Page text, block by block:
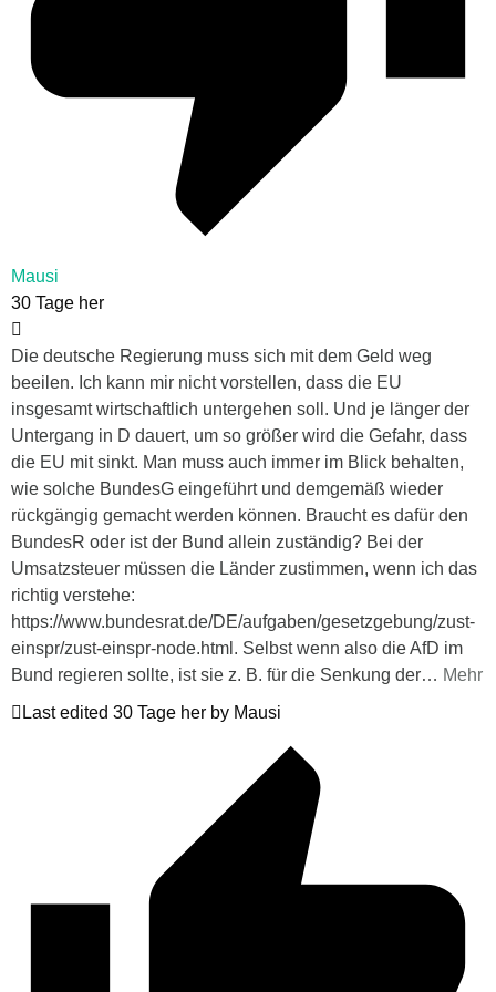
Mausi
30 Tage her
Die deutsche Regierung muss sich mit dem Geld weg
beeilen. Ich kann mir nicht vorstellen, dass die EU
insgesamt wirtschaftlich untergehen soll. Und je länger der
Untergang in D dauert, um so größer wird die Gefahr, dass
die EU mit sinkt. Man muss auch immer im Blick behalten,
wie solche BundesG eingeführt und demgemäß wieder
rückgängig gemacht werden können. Braucht es dafür den
BundesR oder ist der Bund allein zuständig? Bei der
Umsatzsteuer müssen die Länder zustimmen, wenn ich das
richtig verstehe:
https://www.bundesrat.de/DE/aufgaben/gesetzgebung/zust-
einspr/zust-einspr-node.html. Selbst wenn also die AfD im
Bund regieren sollte, ist sie z. B. für die Senkung der… Mehr
Last edited 30 Tage her by Mausi